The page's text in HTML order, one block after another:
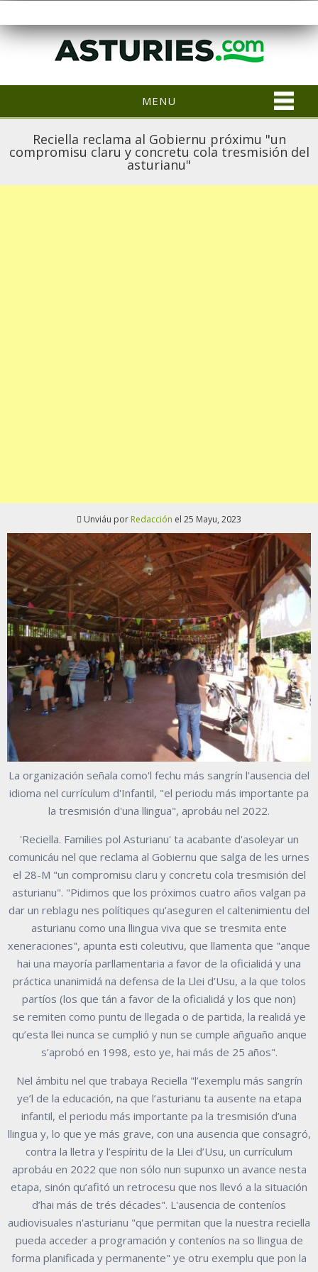
MENU
Reciella reclama al Gobiernu próximu "un
compromisu claru y concretu cola tresmisión del
asturianu"
Unviáu por Redacción el 25 Mayu, 2023
La organización señala como'l fechu más sangrín l'ausencia del
idioma nel currículum d'Infantil, "el periodu más importante pa
la tresmisión d'una llingua", aprobáu nel 2022.
'Reciella. Families pol Asturianu' ta acabante d'asoleyar un
comunicáu nel que reclama al Gobiernu que salga de les urnes
el 28-M "un compromisu claru y concretu cola tresmisión del
asturianu". "Pidimos que los próximos cuatro años valgan pa
dar un reblagu nes polítiques qu’aseguren el caltenimientu del
asturianu como una llingua viva que se tresmita ente
xeneraciones", apunta esti coleutivu, que llamenta que "anque
hai una mayoría parllamentaria a favor de la oficialidá y una
práctica unanimidá na defensa de la Llei d’Usu, a la que tolos
partíos (los que tán a favor de la oficialidá y los que non)
se remiten como puntu de llegada o de partida, la realidá ye
qu’esta llei nunca se cumplió y nun se cumple añguaño anque
s’aprobó en 1998, esto ye, hai más de 25 años".
Nel ámbitu nel que trabaya Reciella "l’exemplu más sangrín
ye’l de la educación, na que l’asturianu ta ausente na etapa
infantil, el periodu más importante pa la tresmisión d’una
llingua y, lo que ye más grave, con una ausencia que consagró,
contra la lletra y l’espíritu de la Llei d’Usu, un currículum
aprobáu en 2022 que non sólo nun supunxo un avance nesta
etapa, sinón qu’afitó un retrocesu que nos llevó a la situación
d’hai más de trés décades". L'ausencia de conteníos
audiovisuales n'asturianu "que permitan que la nuestra reciella
pueda acceder a programación y conteníos na so llingua de
forma planificada y permanente" ye otru exemplu que pon la